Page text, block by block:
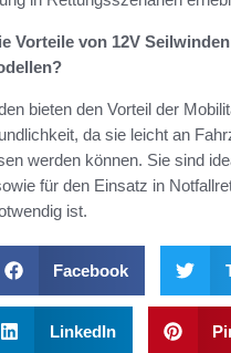
Vorteile von 12V
bieten den Vorteil der
da sie leicht an
werden können. Sie sind
für den Einsatz in
ist.
Facebook
LinkedIn